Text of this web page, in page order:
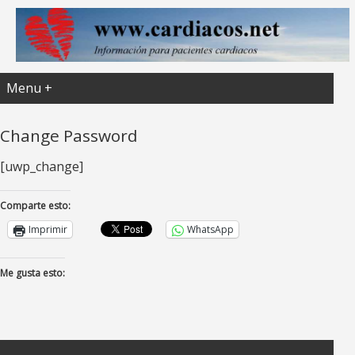
Menu +
Change Password
[uwp_change]
Comparte esto:
Imprimir
WhatsApp
Me gusta esto: